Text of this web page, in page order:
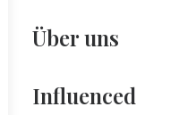
Über uns
Influenced